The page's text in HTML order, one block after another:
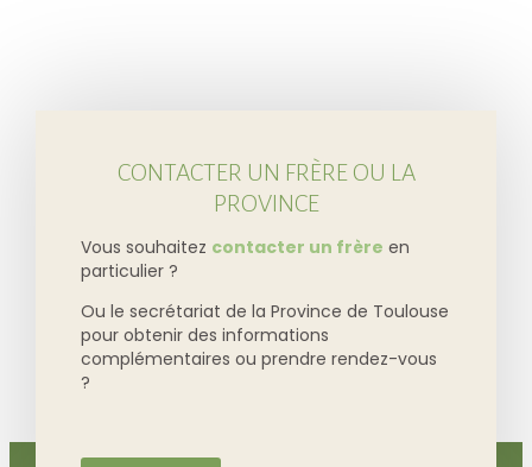
CONTACTER UN FRÈRE OU LA
PROVINCE
Vous souhaitez contacter un frère en
particulier ?
Ou le secrétariat de la Province de Toulouse
pour obtenir des informations
complémentaires ou prendre rendez-vous
?